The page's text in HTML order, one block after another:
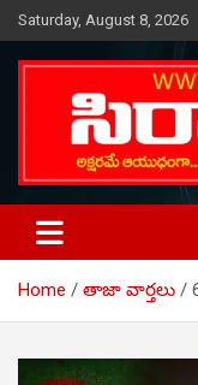
Skip
to
content
Saturday, August 8, 2026
SIRA
Telugu Online News
Home తాజా వార్తలు